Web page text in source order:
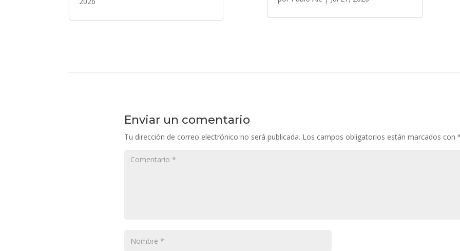
Enviar un comentario
Tu dirección de correo electrónico no será publicada. Los campos obligatorios están marcados con